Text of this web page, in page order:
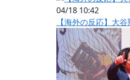
04/18 10:42
【海外の反応】大